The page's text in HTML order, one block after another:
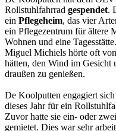
Rollstuhlfahrrad gespendet.
ein Pflegeheim, das vier
ein Pflegezentrum für ältere
Wohnen und eine
Miguel Michiels hörte oft
hätten, den Wind im Gesicht
draußen zu genießen.
De Koolputten engagiert
dieses Jahr für ein
Zuvor hatte sie ein- oder
gemietet. Dies war sehr